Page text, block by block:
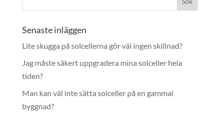
Senaste inläggen
Lite skugga på solcellerna gör väl ingen skillnad?
Jag måste säkert uppgradera mina solceller hela
tiden?
Man kan väl inte sätta solceller på en gammal
byggnad?